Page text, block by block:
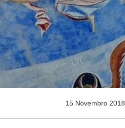
15 Novembro 2018